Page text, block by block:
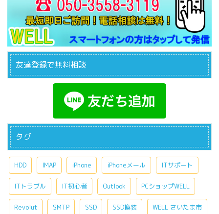
友達登録で無料相談
タグ
HDD IMAP iPhone iPhoneメール ITサポート
ITトラブル IT初心者 Outlook PCショップWELL
Revolut SMTP SSD SSD換装 WELL さいたま市